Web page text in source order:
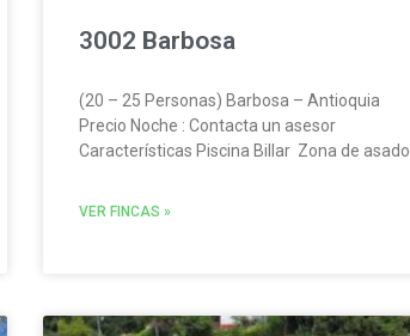
3002 Barbosa
(20 – 25 Personas) Barbosa – Antioquia
Precio Noche : Contacta un asesor
Características Piscina Billar Zona de asado
VER FINCAS »